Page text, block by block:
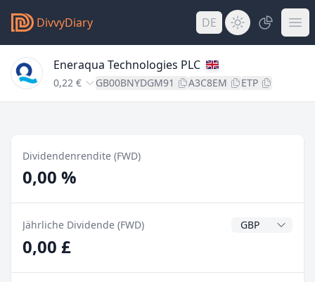
DivvyDiary DE
Eneraqua Technologies PLC
0,22 € GB00BNYDGM91 A3C8EM ETP
Dividendenrendite (FWD)
0,00 %
Jährliche Dividende (FWD)
0,00 £